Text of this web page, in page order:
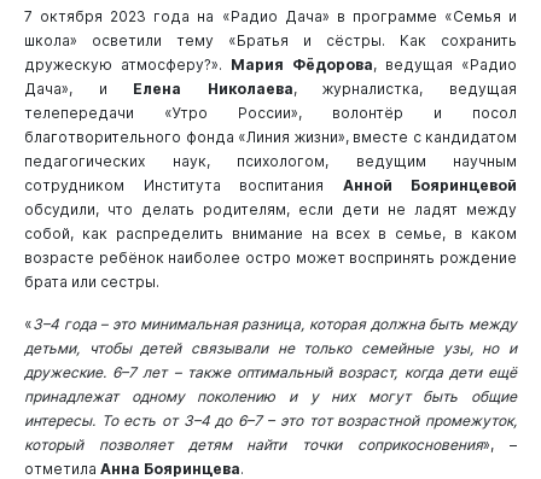
7 октября 2023 года на «Радио Дача» в программе «Семья и
школа» осветили тему «Братья и сёстры. Как сохранить
дружескую атмосферу?». Мария Фёдорова, ведущая «Радио
Дача», и Елена Николаева, журналистка, ведущая
телепередачи «Утро России», волонтёр и посол
благотворительного фонда «Линия жизни», вместе с кандидатом
педагогических наук, психологом, ведущим научным
сотрудником Института воспитания Анной Бояринцевой
обсудили, что делать родителям, если дети не ладят между
собой, как распределить внимание на всех в семье, в каком
возрасте ребёнок наиболее остро может воспринять рождение
брата или сестры.
«3–4 года – это минимальная разница, которая должна быть между
детьми, чтобы детей связывали не только семейные узы, но и
дружеские. 6–7 лет – также оптимальный возраст, когда дети ещё
принадлежат одному поколению и у них могут быть общие
интересы. То есть от 3–4 до 6–7 – это тот возрастной промежуток,
который позволяет детям найти точки соприкосновения», –
отметила Анна Бояринцева.